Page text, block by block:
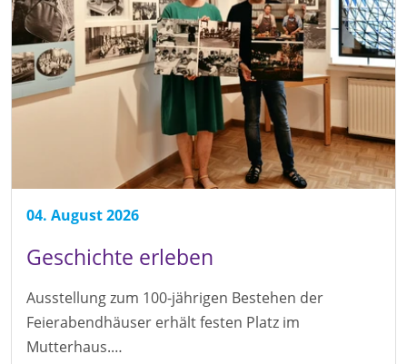
04. August 2026
Geschichte erleben
Ausstellung zum 100-jährigen Bestehen der
Feierabendhäuser erhält festen Platz im
Mutterhaus.…